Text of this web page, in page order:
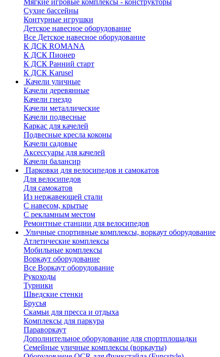
Мягкие игровые комплексы - конструкторы
Сухие бассейны
Контурные игрушки
Детское навесное оборудование
Все Детское навесное оборудование
К ДСК ROMANA
К ДСК Пионер
К ДСК Ранний старт
К ДСК Karusel
Качели уличные
Качели деревянные
Качели гнездо
Качели металлические
Качели подвесные
Каркас для качелей
Подвесные кресла коконы
Качели садовые
Аксессуары для качелей
Качели балансир
Парковки для велосипедов и самокатов
Для велосипедов
Для самокатов
Из нержавеющей стали
С навесом, крытые
С рекламным местом
Ремонтные станции для велосипедов
Уличные спортивные комплексы, воркаут оборудование
Атлетические комплексы
Мобильные комплексы
Воркаут оборудование
Все Воркаут оборудование
Рукоходы
Турники
Шведские стенки
Брусья
Скамьи для пресса и отдыха
Комплексы для паркура
Параворкаут
Дополнительное оборудование для спортплощадки
Семейные уличные комплексы (воркауты)